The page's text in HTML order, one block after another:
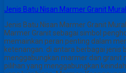
Jenis Batu Nisan Marmer Granit
Jenis Batu Nisan Marmer Granit
Marmer Granit sebagai simbol
memainkan peran penting dalam
ketenangan. di antara berbagai jenis
menggabungkan marmer dan granit
pilihan yang menggabungkan